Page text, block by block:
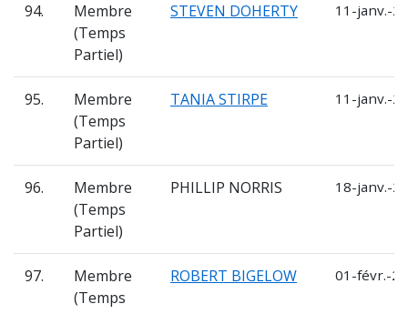
94.
Membre
(Temps
Partiel)
STEVEN DOHERTY 11-janv.-
95.
Membre
(Temps
Partiel)
TANIA STIRPE 11-janv.-
96.
Membre
(Temps
Partiel)
PHILLIP NORRIS 18-janv.-
97.
Membre
(Temps
ROBERT BIGELOW 01-févr.-